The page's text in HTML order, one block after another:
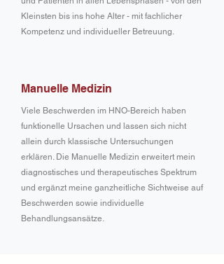
Kleinsten bis ins hohe Alter - mit fachlicher
Kompetenz und individueller Betreuung.
Manuelle Medizin
Viele Beschwerden im HNO-Bereich haben
funktionelle Ursachen und lassen sich nicht
allein durch klassische Untersuchungen
erklären. Die Manuelle Medizin erweitert mein
diagnostisches und therapeutisches Spektrum
und ergänzt meine ganzheitliche Sichtweise auf
Beschwerden sowie individuelle
Behandlungsansätze.